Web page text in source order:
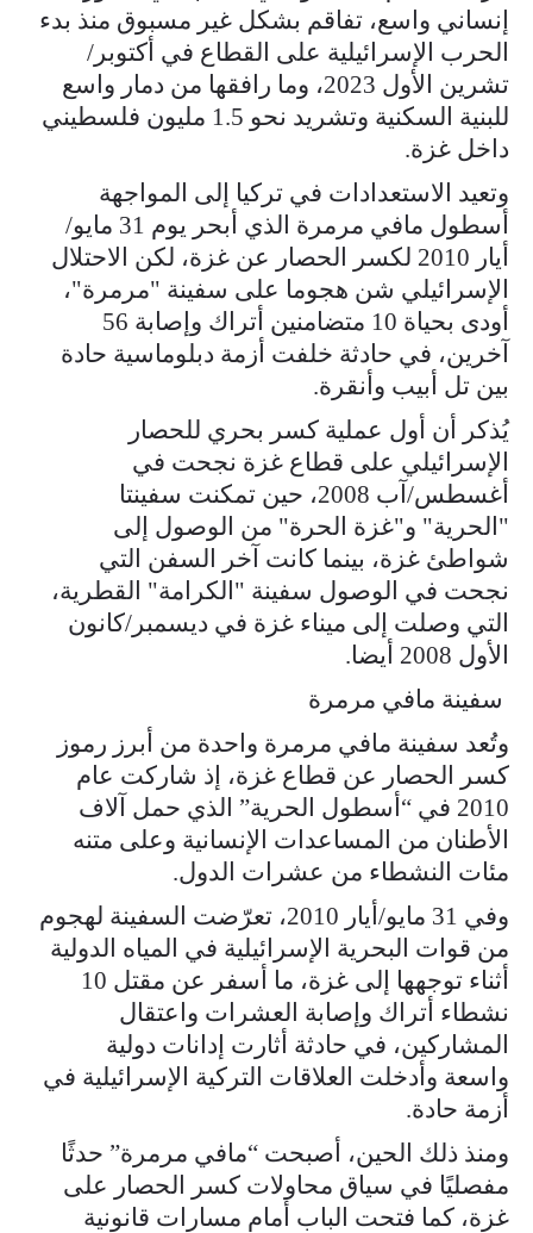
إنساني واسع، تفاقم بشكل غير مسبوق منذ بدء
الحرب الإسرائيلية على القطاع في أكتوبر/
تشرين الأول 2023، وما رافقها من دمار واسع
للبنية السكنية وتشريد نحو 1.5 مليون فلسطيني
داخل غزة.
وتعيد الاستعدادات في تركيا إلى المواجهة
أسطول مافي مرمرة الذي أبحر يوم 31 مايو/
أيار 2010 لكسر الحصار عن غزة، لكن الاحتلال
الإسرائيلي شن هجوما على سفينة "مرمرة"،
أودى بحياة 10 متضامنين أتراك وإصابة 56
آخرين، في حادثة خلفت أزمة دبلوماسية حادة
بين تل أبيب وأنقرة.
يُذكر أن أول عملية كسر بحري للحصار
الإسرائيلي على قطاع غزة نجحت في
أغسطس/آب 2008، حين تمكنت سفينتا
"الحرية" و"غزة الحرة" من الوصول إلى
شواطئ غزة، بينما كانت آخر السفن التي
نجحت في الوصول سفينة "الكرامة" القطرية،
التي وصلت إلى ميناء غزة في ديسمبر/كانون
الأول 2008 أيضا.
سفينة مافي مرمرة
وتُعد سفينة مافي مرمرة واحدة من أبرز رموز
كسر الحصار عن قطاع غزة، إذ شاركت عام
2010 في “أسطول الحرية” الذي حمل آلاف
الأطنان من المساعدات الإنسانية وعلى متنه
مئات النشطاء من عشرات الدول.
وفي 31 مايو/أيار 2010، تعرّضت السفينة لهجوم
من قوات البحرية الإسرائيلية في المياه الدولية
أثناء توجهها إلى غزة، ما أسفر عن مقتل 10
نشطاء أتراك وإصابة العشرات واعتقال
المشاركين، في حادثة أثارت إدانات دولية
واسعة وأدخلت العلاقات التركية الإسرائيلية في
أزمة حادة.
ومنذ ذلك الحين، أصبحت “مافي مرمرة” حدثًا
مفصليًا في سياق محاولات كسر الحصار على
غزة، كما فتحت الباب أمام مسارات قانونية